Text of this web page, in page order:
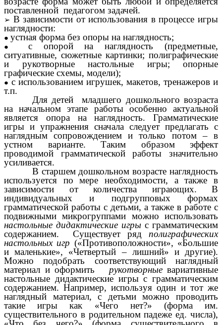
поставленной педагогом задачей.
В зависимости от использования в процессе игры
наглядности:
устная форма без опоры на наглядность;
с опорой на наглядность (предметные,
ситуативные, сюжетные картинки; полиграфические
и рукотворные настольные игры; опорные
графические схемы, модели);
с использованием игрушек, макетов, тренажеров и
т.п.
Для детей младшего дошкольного возраста
на начальном этапе работы особенно актуальной
является опора на наглядность. Грамматические
игры и упражнения сначала следует предлагать с
наглядным сопровождением и только потом – в
устном варианте. Таким образом эффект
проводимой грамматической работы значительно
усиливается.
В старшем дошкольном возрасте наглядность
используется по мере необходимости, а также в
зависимости от количества играющих. В
индивидуальных и подгрупповых формах
грамматической работы с детьми, а также в работе с
подвижными микрогруппами можно использовать
настольные дидактические игры с грамматическим
содержанием. Существует ряд полиграфических
настольных игр («Противоположности», «Большие
и маленькие», «Четвертый – лишний» и другие).
Можно подобрать соответствующий наглядный
материал и оформить
рукотворныевариативные
настольные дидактические игры с грамматическим
содержанием. Например, используя один и тот же
наглядный материал, с детьми можно проводить
такие игры как «Чего нет?» (форма им.
существительного в родительном падеже ед. числа),